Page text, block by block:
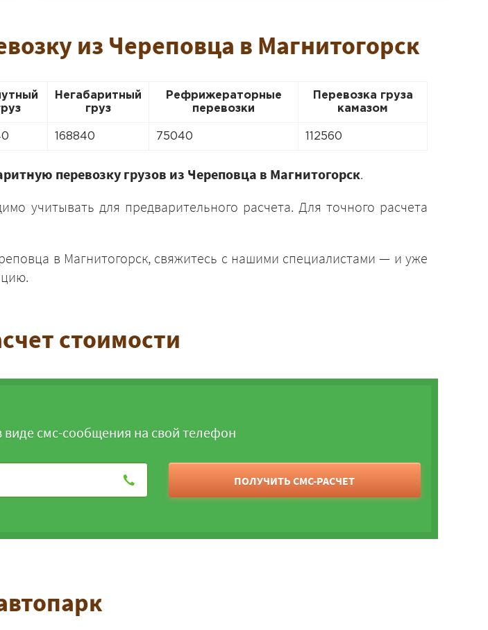
из Череповца в Магнитогорск
Негабаритный
груз
Рефрижераторные
перевозки
Перевозка груза
камазом
168840 75040 112560
перевозку грузов из Череповца в Магнитогорск.
учитывать для предварительного расчета. Для точного расчета
в Магнитогорск, свяжитесь с нашими специалистами — и уже
стоимости
смс-сообщения на свой телефон
ПОЛУЧИТЬ СМС-РАСЧЕТ